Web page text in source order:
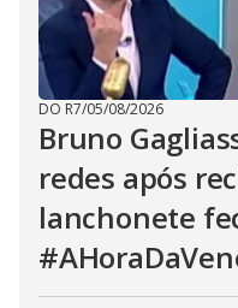
DO R7/05/08/2026
Bruno
redes após
lanchonete